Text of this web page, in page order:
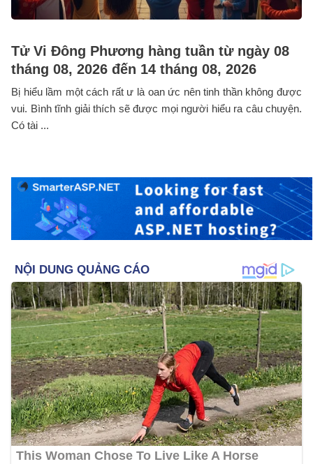
Tử Vi Đông Phương hàng tuần từ ngày 08
tháng 08, 2026 đến 14 tháng 08, 2026
Bị hiểu lầm một cách rất ư là oan ức nên tinh thần không được
vui. Bình tĩnh giải thích sẽ được mọi người hiểu ra câu chuyện.
Có tài ...